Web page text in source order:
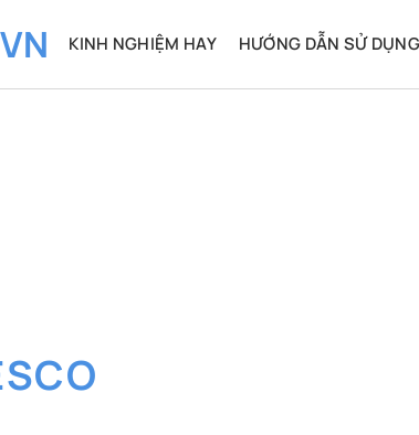
KINH NGHIỆM HAY HƯỚNG DẪN SỬ DỤNG